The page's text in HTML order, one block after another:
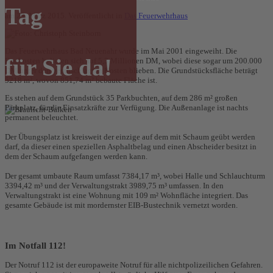
Tag
für Sie da!
am 29. März 2015 Das Feuerwehrhaus
Das Feuerwehrhaus Bad Neuenahr wurde im Mai 2001 eingeweiht. Die
Baukosten beliefen sich auf 5,3 Millionen DM, wobei diese sogar um 200.000
DM unter den veranschlagten Kosten blieben. Die Grundstücksfläche beträgt
5218 m², wovon 851,74 m² bebaute Fläche ist.
Es stehen auf dem Grundstück 35 Parkbuchten, auf dem 286 m² großen
Parkplatz, für die Einsatzkräfte zur Verfügung. Die Außenanlage ist nachts
permanent beleuchtet.
Der Übungsplatz ist kreisweit der einzige auf dem mit Schaum geübt werden
darf, da dieser einen speziellen Asphaltbelag und einen Abscheider besitzt in
dem der Schaum aufgefangen werden kann.
Der gesamt umbaute Raum umfasst 7384,17 m³, wobei Halle und Schlauchturm
3394,42 m³ und der Verwaltungstrakt 3989,75 m³ umfassen. In den
Verwaltungstrakt ist eine Wohnung mit 109 m² Wohnfläche integriert. Das
gesamte Gebäude ist mit mordernster EIB-Bustechnik vernetzt worden.
Im Notfall 112!
Der Notruf 112 ist der europaweite Notruf für alle nichtpolizeilichen Gefahren.